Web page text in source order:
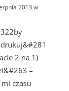
2013 w
2 na 1)
–
czasu